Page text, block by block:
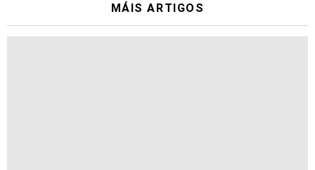
MÁIS ARTIGOS